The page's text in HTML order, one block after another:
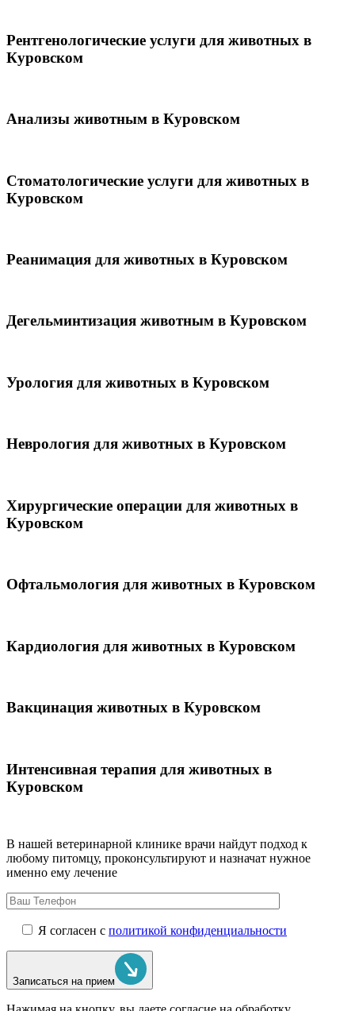
Рентгенологические услуги для животных в
Куровском
Анализы животным в Куровском
Стоматологические услуги для животных в
Куровском
Реанимация для животных в Куровском
Дегельминтизация животным в Куровском
Урология для животных в Куровском
Неврология для животных в Куровском
Хирургические операции для животных в
Куровском
Офтальмология для животных в Куровском
Кардиология для животных в Куровском
Вакцинация животных в Куровском
Интенсивная терапия для животных в
Куровском
В нашей ветеринарной клинике врачи найдут подход к
любому питомцу, проконсультируют и назначат нужное
именно ему лечение
Я согласен с политикой конфиденциальности
Записаться на прием